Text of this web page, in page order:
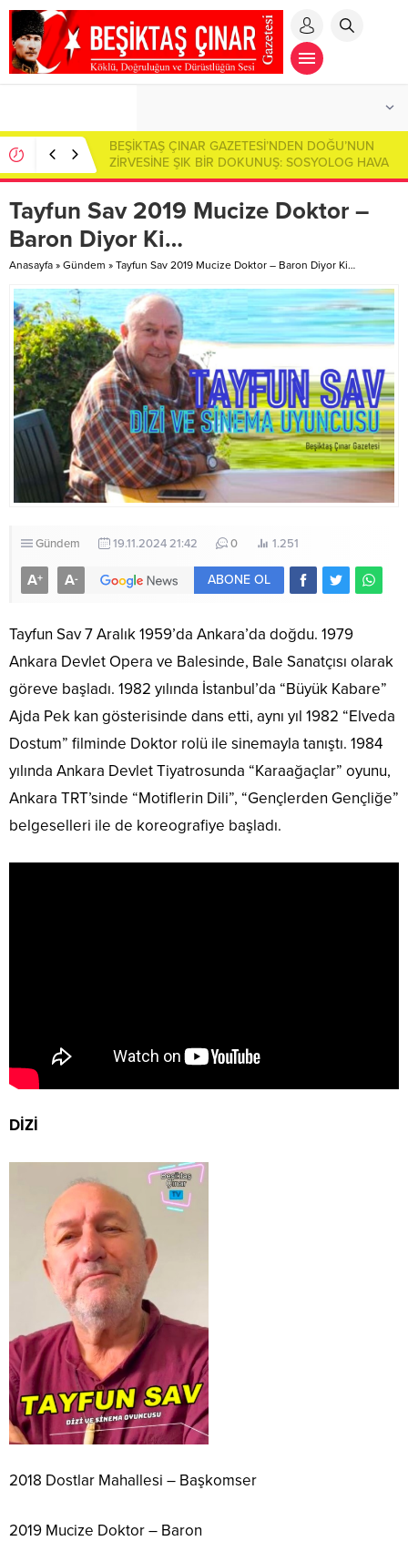
Özümüzün İzinde: Kaybolan Değerler ve Vefa
Borcumuz…
Tayfun Sav 2019 Mucize Doktor –
Baron Diyor Ki…
Anasayfa » Gündem » Tayfun Sav 2019 Mucize Doktor – Baron Diyor Ki…
Gündem 19.11.2024 21:42 0 1.251
A+ A- ABONE OL
Tayfun Sav 7 Aralık 1959’da Ankara’da doğdu. 1979
Ankara Devlet Opera ve Balesinde, Bale Sanatçısı olarak
göreve başladı. 1982 yılında İstanbul’da “Büyük Kabare”
Ajda Pek kan gösterisinde dans etti, aynı yıl 1982 “Elveda
Dostum” filminde Doktor rolü ile sinemayla tanıştı. 1984
yılında Ankara Devlet Tiyatrosunda “Karaağaçlar” oyunu,
Ankara TRT’sinde “Motiflerin Dili”, “Gençlerden Gençliğe”
belgeselleri ile de koreografiye başladı.
DİZİ
2018 Dostlar Mahallesi – Başkomser
2019 Mucize Doktor – Baron